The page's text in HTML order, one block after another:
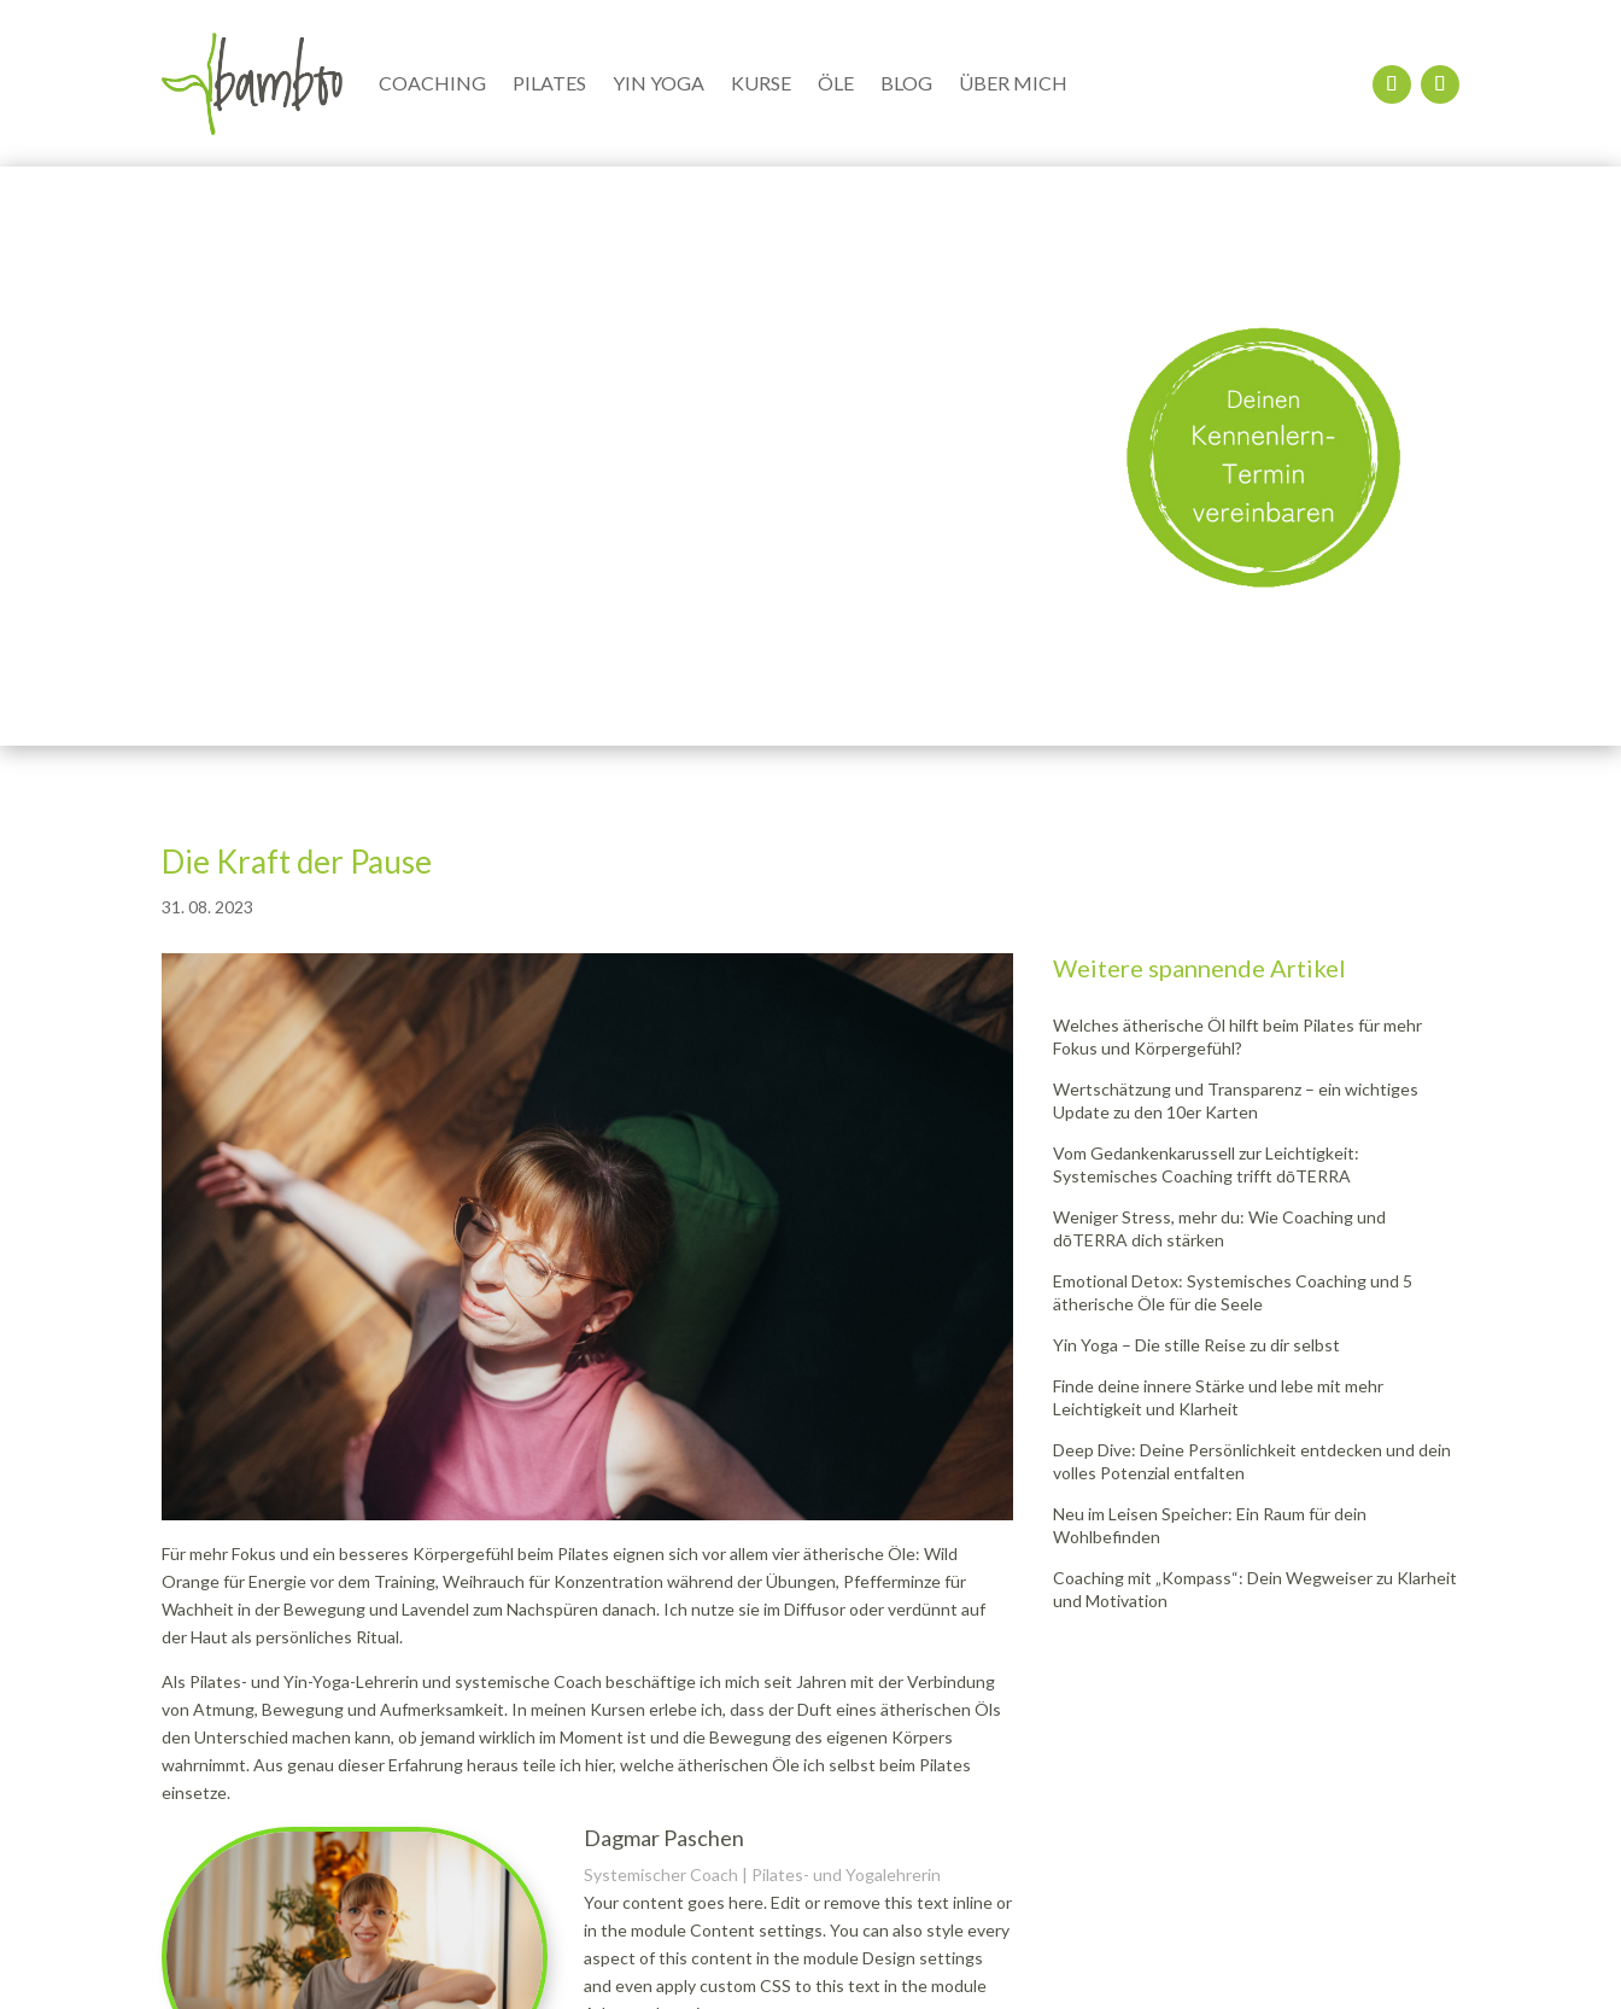
COACHING PILATES YIN YOGA KURSE ÖLE BLOG ÜBER MICH
Die Kraft der Pause
31. 08. 2023
Für mehr Fokus und ein besseres Körpergefühl beim Pilates eignen sich vor allem vier ätherische Öle: Wild
Orange für Energie vor dem Training, Weihrauch für Konzentration während der Übungen, Pfefferminze für
Wachheit in der Bewegung und Lavendel zum Nachspüren danach. Ich nutze sie im Diffusor oder verdünnt auf
der Haut als persönliches Ritual.
Als Pilates- und Yin-Yoga-Lehrerin und systemische Coach beschäftige ich mich seit Jahren mit der Verbindung
von Atmung, Bewegung und Aufmerksamkeit. In meinen Kursen erlebe ich, dass der Duft eines ätherischen Öls
den Unterschied machen kann, ob jemand wirklich im Moment ist und die Bewegung des eigenen Körpers
wahrnimmt. Aus genau dieser Erfahrung heraus teile ich hier, welche ätherischen Öle ich selbst beim Pilates
einsetze.
Dagmar Paschen
Systemischer Coach | Pilates- und Yogalehrerin
Your content goes here. Edit or remove this text inline or
in the module Content settings. You can also style every
aspect of this content in the module Design settings
and even apply custom CSS to this text in the module
Weitere spannende Artikel
Welches ätherische Öl hilft beim Pilates für mehr
Fokus und Körpergefühl?
Wertschätzung und Transparenz – ein wichtiges
Update zu den 10er Karten
Vom Gedankenkarussell zur Leichtigkeit:
Systemisches Coaching trifft dōTERRA
Weniger Stress, mehr du: Wie Coaching und
dōTERRA dich stärken
Emotional Detox: Systemisches Coaching und 5
ätherische Öle für die Seele
Yin Yoga – Die stille Reise zu dir selbst
Finde deine innere Stärke und lebe mit mehr
Leichtigkeit und Klarheit
Deep Dive: Deine Persönlichkeit entdecken und dein
volles Potenzial entfalten
Neu im Leisen Speicher: Ein Raum für dein
Wohlbefinden
Coaching mit „Kompass“: Dein Wegweiser zu Klarheit
und Motivation